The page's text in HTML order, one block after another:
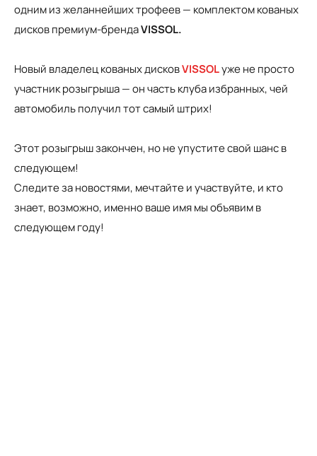
одним из желаннейших трофеев — комплектом кованых
дисков премиум-брендаVISSOL.
Новый владелец кованых дисковVISSOLуже не просто
участник розыгрыша — он часть клуба избранных, чей
автомобиль получил тот самый штрих!
Этот розыгрыш закончен, но не упустите свой шанс в
следующем!
Следите за новостями, мечтайте и участвуйте, и кто
знает, возможно, именно ваше имя мы объявим в
следующем году!